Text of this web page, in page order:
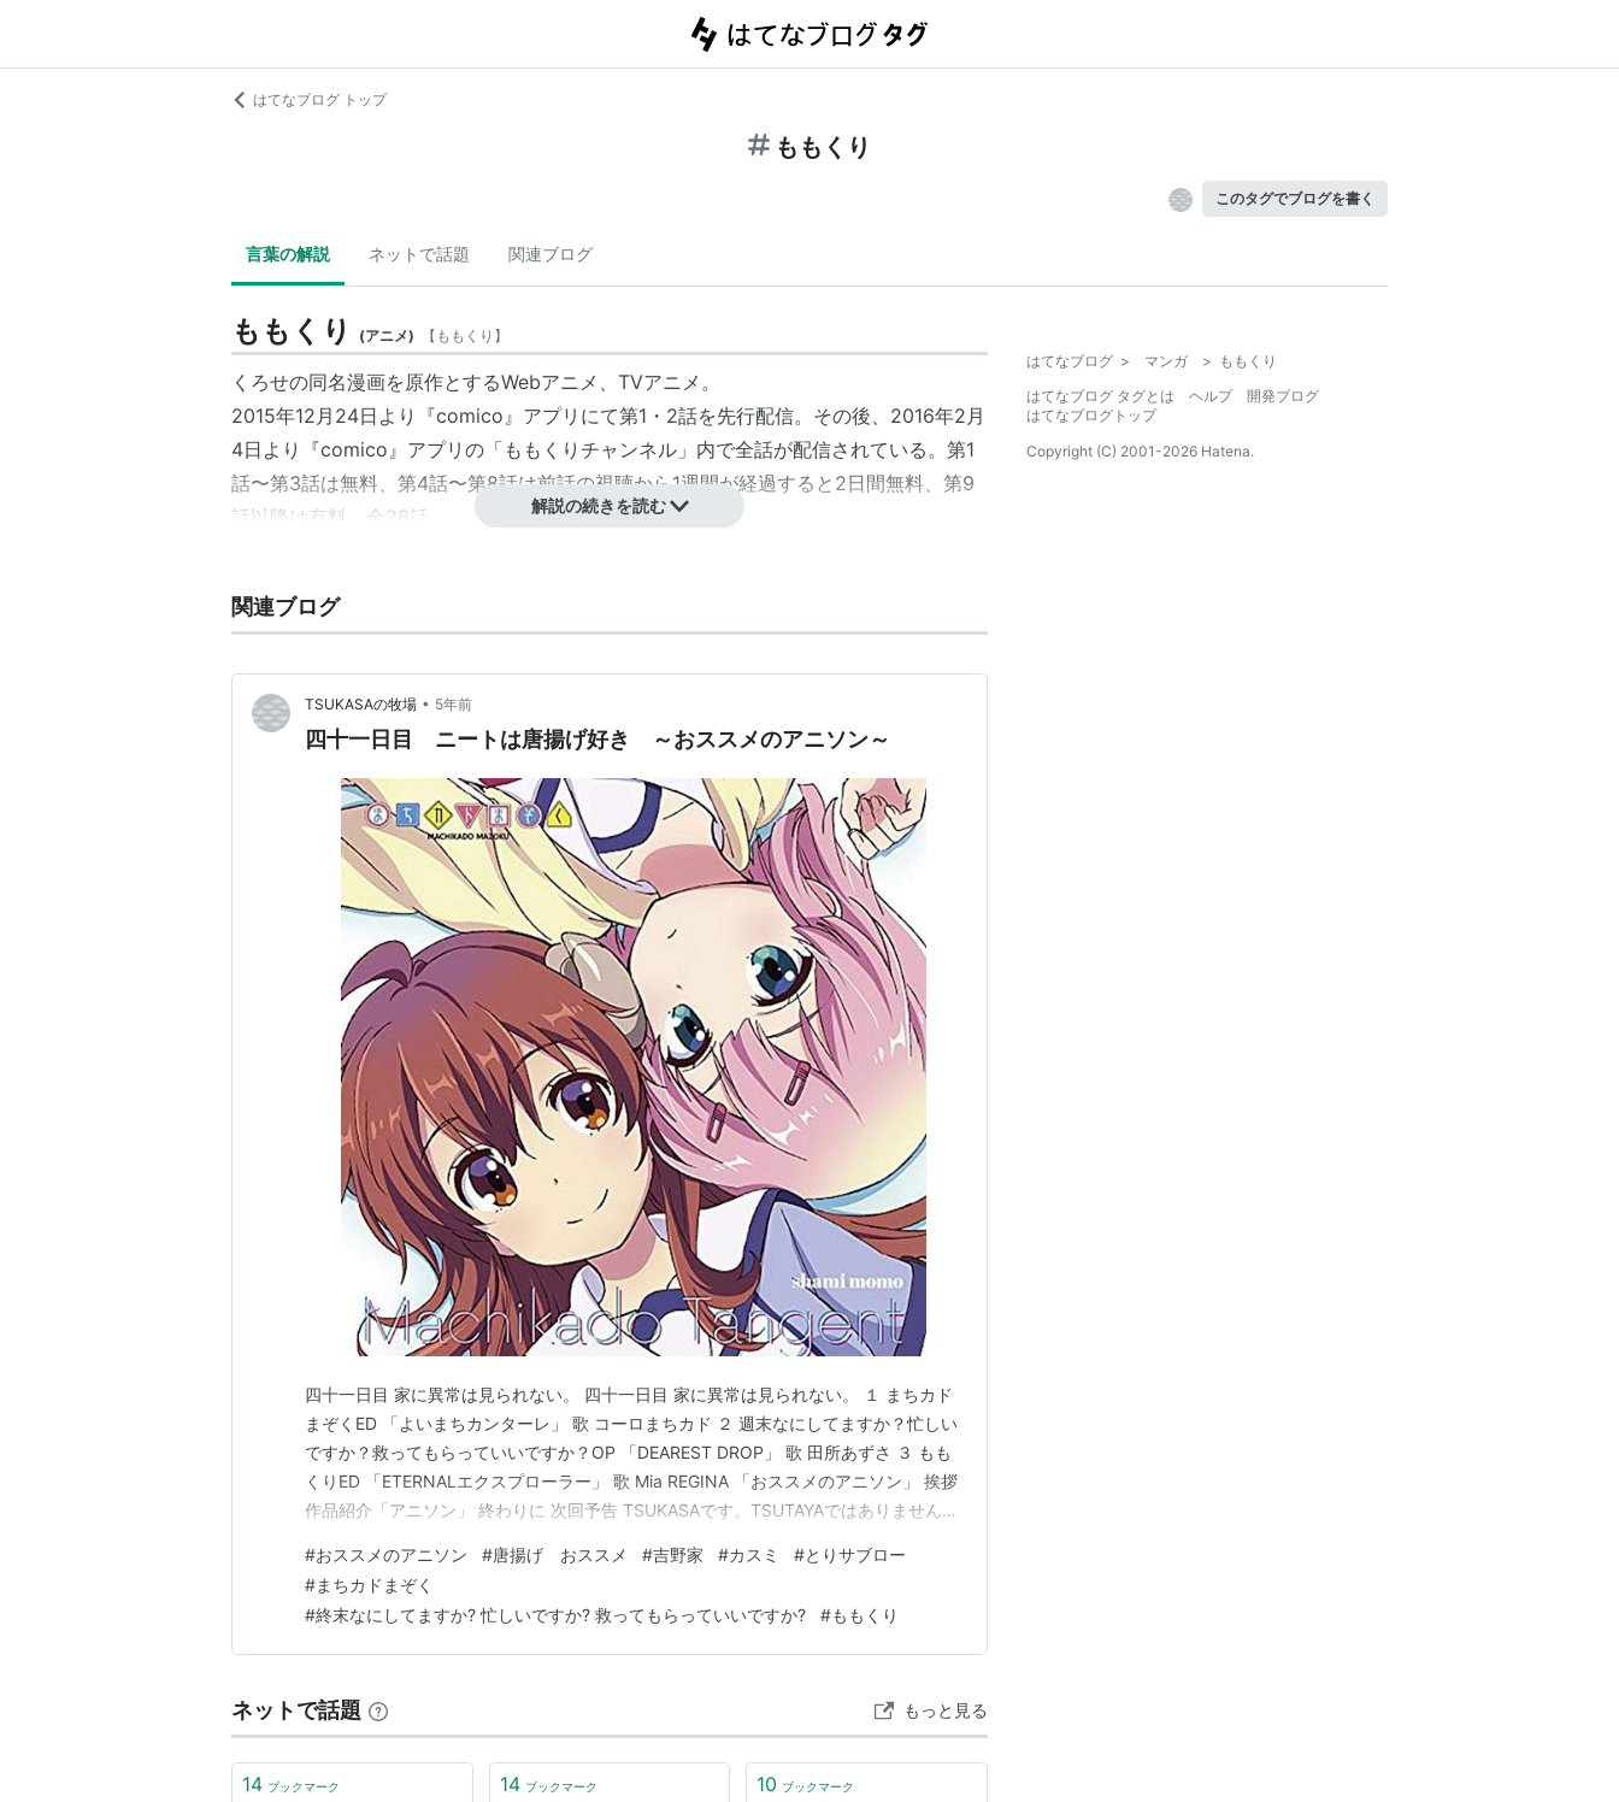
はてなブログ トップ
ももくり
このタグでブログを書く
言葉の解説 ネットで話題 関連ブログ
ももくり (アニメ) 【 ももくり 】
くろせの同名漫画を原作とするWebアニメ、TVアニメ。
2015年12月24日より『comico』アプリにて第1・2話を先行配信。その後、2016年2月
4日より『comico』アプリの「ももくりチャンネル」内で全話が配信されている。第1
話〜第3話は無料、第4話〜第8話は前話の視聴から1週間が経過すると2日間無料、第9
話以降は有料。全26話。
スタッフ
原作：くろせ（comico）
監督・シリーズ構成：平池芳正
キャラクターデザイン・総作画監督：大島美和
美術設定・美術監督：田尻健一（ムクオスタジオ）
色彩設計：鈴木依里
編集：坪根健太郎（REAL-T）
撮影監督：塩川智幸（T2 Studio）
音響監督：本山哲
TO-MAS SOUNDSIGHT FLUORESCENT FOREST （伊藤真澄、ミト（クラム
ボン）、松井洋平）
音楽制作：ランティス
アニメーション制作：サテライト
製作：ももくり製作委員会（NHN comico、バンダイビジュアル、サテライト、ラ
ンティス、TOKYO MX、ブシロード、博報堂DYメディアパートナーズ）
栗原雪：加隈亜衣
桃月心也：岡本信彦
水山のりか：大空直美
早柿莉央 ：前田玲奈
島田柚姫：仲谷明香
宇佐美育絵：竹下礼奈
沢口理人：山谷祥生
閑翔太：永塚拓馬
宇佐美誠一郎：小野賢章
沢口慧眞：内匠靖明
主題歌
テーマソング「やわらかくって優しい時間」
作詞・作曲：松井洋平 / 編曲：AstroNoteS / 歌：栗原雪（加隈亜衣）
TVオープニングテーマ「大好きだよ大好きだよ 生まれてきてありがとう」
解説の続きを読む
関連ブログ
TSUKASAの牧場 • 5年前
四十一日目 ニートは唐揚げ好き ～おススメのアニソン～
四十一日目 家に異常は見られない。 四十一日目 家に異常は見られない。 １ まちカド
まぞくED 「よいまちカンターレ」 歌 コーロまちカド ２ 週末なにしてますか？忙しい
ですか？救ってもらっていいですか？OP 「DEAREST DROP」 歌 田所あずさ ３ もも
くりED 「ETERNALエクスプローラー」 歌 Mia REGINA 「おススメのアニソン」 挨拶
作品紹介「アニソン」 終わりに 次回予告 TSUKASAです。TSUTAYAではありません。
す。 最近………というよりかは数年前から唐揚げブーム到来でわた…
#おススメのアニソン #唐揚げ おススメ #吉野家 #カスミ #とりサブロー
#まちカドまぞく
#終末なにしてますか? 忙しいですか? 救ってもらっていいですか? #ももくり
ネットで話題 もっと見る
14 ブックマーク 14 ブックマーク 10 ブックマーク
はてなブログ > マンガ > ももくり
はてなブログ タグとは
ヘルプ
開発ブログ
はてなブログトップ
Copyright (C) 2001-2026 Hatena.